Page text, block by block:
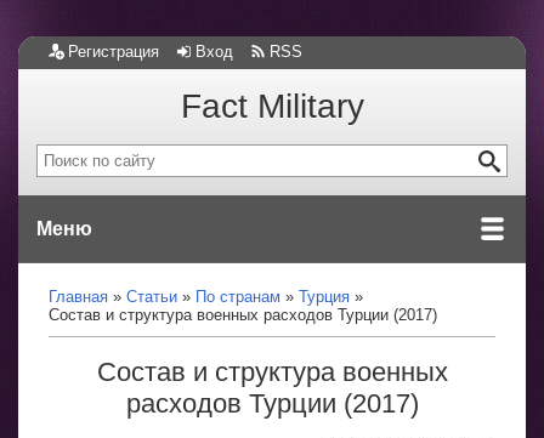
Регистрация Вход RSS
Fact Military
Меню
Главная Статьи По странам
Турция
Состав и структура военных расходов Турции (2017)
Состав и структура военных
расходов Турции (2017)